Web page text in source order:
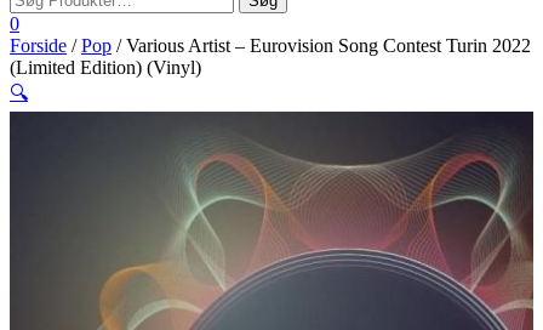
0
Forside /Pop / Various Artist – Eurovision Song Contest Turin 2022
(Limited Edition) (Vinyl)
🔍